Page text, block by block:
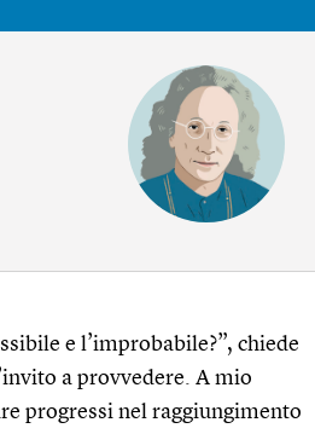
e l’improbabile?”, chiede
a provvedere. A mio
progressi nel raggiungimento